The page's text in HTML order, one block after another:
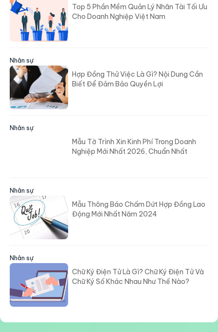
Top 5 Phần Mềm Quản Lý Nhân Tài Tối Ưu
Cho Doanh Nghiệp Việt Nam
Nhân sự
Hợp Đồng Thử Việc Là Gì? Nội Dung Cần
Biết Để Đảm Bảo Quyền Lợi
Nhân sự
Mẫu Tờ Trình Xin Kinh Phí Trong Doanh
Nghiệp Mới Nhất 2026, Chuẩn Nhất
Nhân sự
Mẫu Thông Báo Chấm Dứt Hợp Đồng Lao
Động Mới Nhất Năm 2024
Nhân sự
Chữ Ký Điện Tử Là Gì? Chữ Ký Điện Tử Và
Chữ Ký Số Khác Nhau Như Thế Nào?